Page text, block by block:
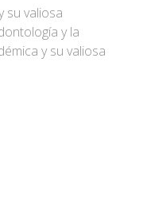
su valiosa
y la
y su valiosa